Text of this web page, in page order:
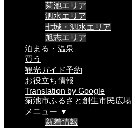
菊池エリア
泗水エリア
七城・泗水エリア
旭志エリア
泊まる・温泉
買う
観光ガイド予約
お役立ち情報
Translation by Google
菊池市ふるさと創生市民広場
メニュー ▼
新着情報